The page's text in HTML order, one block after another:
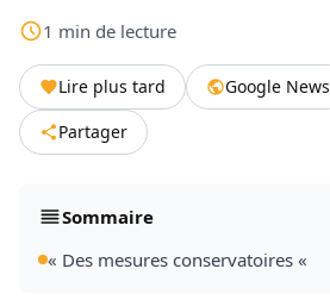
1 min de lecture
Lire plus tard Google News
Partager
Sommaire
« Des mesures conservatoires «